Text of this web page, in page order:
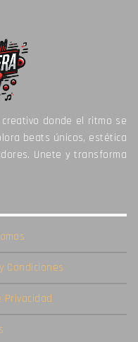
donde el ritmo se
beats únicos, estética
Unete y transforma
Condiciones
Privacidad